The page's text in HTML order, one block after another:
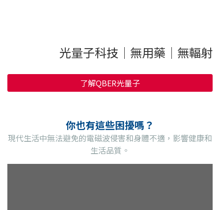
光量子科技｜無用藥｜無輻射
了解QBER光量子
你也有這些困擾嗎？
現代生活中無法避免的電磁波侵害和身體不適，影響健康和
生活品質。